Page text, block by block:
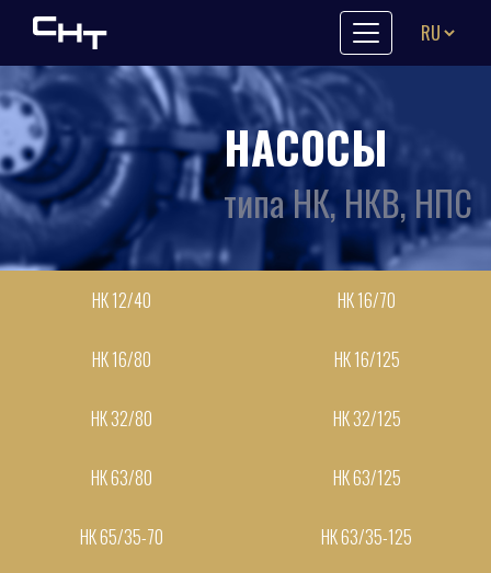
Skip to content
НАСОСЫ
типа НК, НКВ, НПС
НК 12/40 НК 16/70
НК 16/80 НК 16/125
НК 32/80 НК 32/125
НК 63/80 НК 63/125
НК 65/35-70 НК 63/35-125